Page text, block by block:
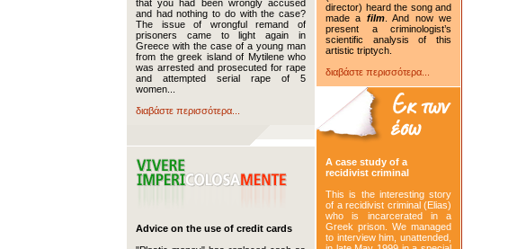
that you had been wrongly accused
and had nothing to do with the case?
The issue of wrongful remand of
prisoners came to light again in
Greece with the case of a young man
from the greek island of Mytilene who
was arrested and prosecuted for rape
and attempted serial rape of 5
women...
διαβάστε περισσότερα...
Advice on the use of credit cards
director) heard the song and
made a film. And now we
present a criminologist’s
scientific analysis of this
artistic triptych.
διαβάστε περισσότερα...
A case study of a
recidivist criminal
This is the interesting story
of a recidivist criminal (Elias)
who is incarcerated in a
Greek prison. We managed
to interview him, unattended,